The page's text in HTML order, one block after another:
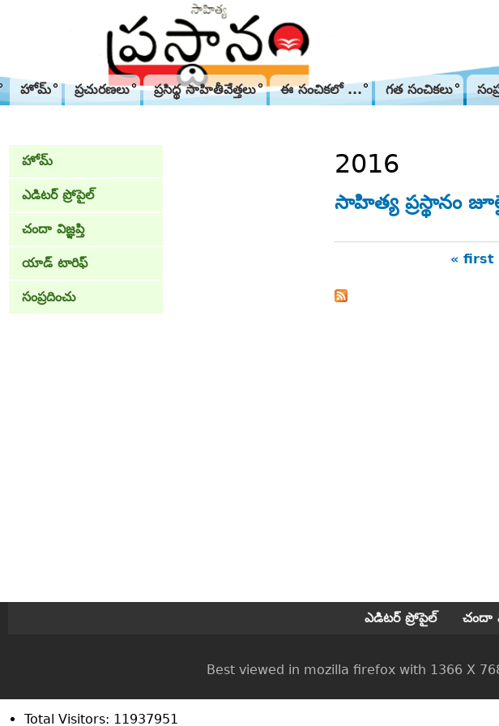
హోమ్ ప్రచురణలు ప్రసిద్థ సాహితీవేత్తలు ఈ సంచికలో ... గత సంచికలు
2016
సాహిత్య ప్రస్థానం
« first
హోమ్
ఎడిటర్ ప్రోపైల్
చందా విజ్ఞప్తి
యాడ్ టారిఫ్
సంప్రదించు
ఎడిటర్ ప్రోపైల్ చందా
Best viewed in mozilla firefox with
Total Visitors: 11937951